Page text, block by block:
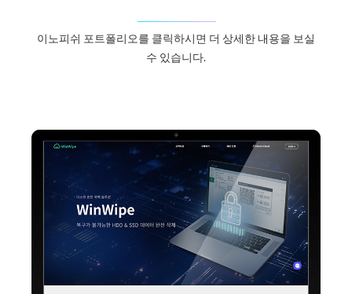
이노피쉬 포트폴리오를 클릭하시면 더 상세한 내용을 보실
수 있습니다.